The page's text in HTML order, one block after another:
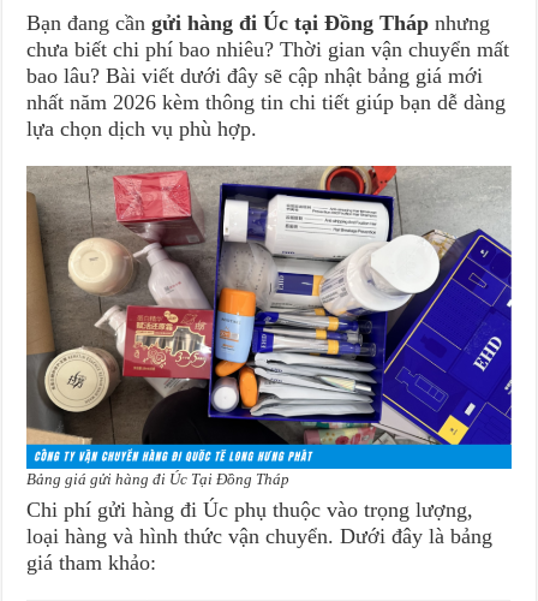
Bạn đang cầngửi hàng đi Úc tại Đồng Tháp nhưng
chưa biết chi phí bao nhiêu? Thời gian vận chuyển mất
bao lâu? Bài viết dưới đây sẽ cập nhật bảng giá mới
nhất năm 2026 kèm thông tin chi tiết giúp bạn dễ dàng
lựa chọn dịch vụ phù hợp.
Bảng giá gửi hàng đi Úc Tại Đồng Tháp
Chi phí gửi hàng đi Úc phụ thuộc vào trọng lượng,
loại hàng và hình thức vận chuyển. Dưới đây là bảng
giá tham khảo: